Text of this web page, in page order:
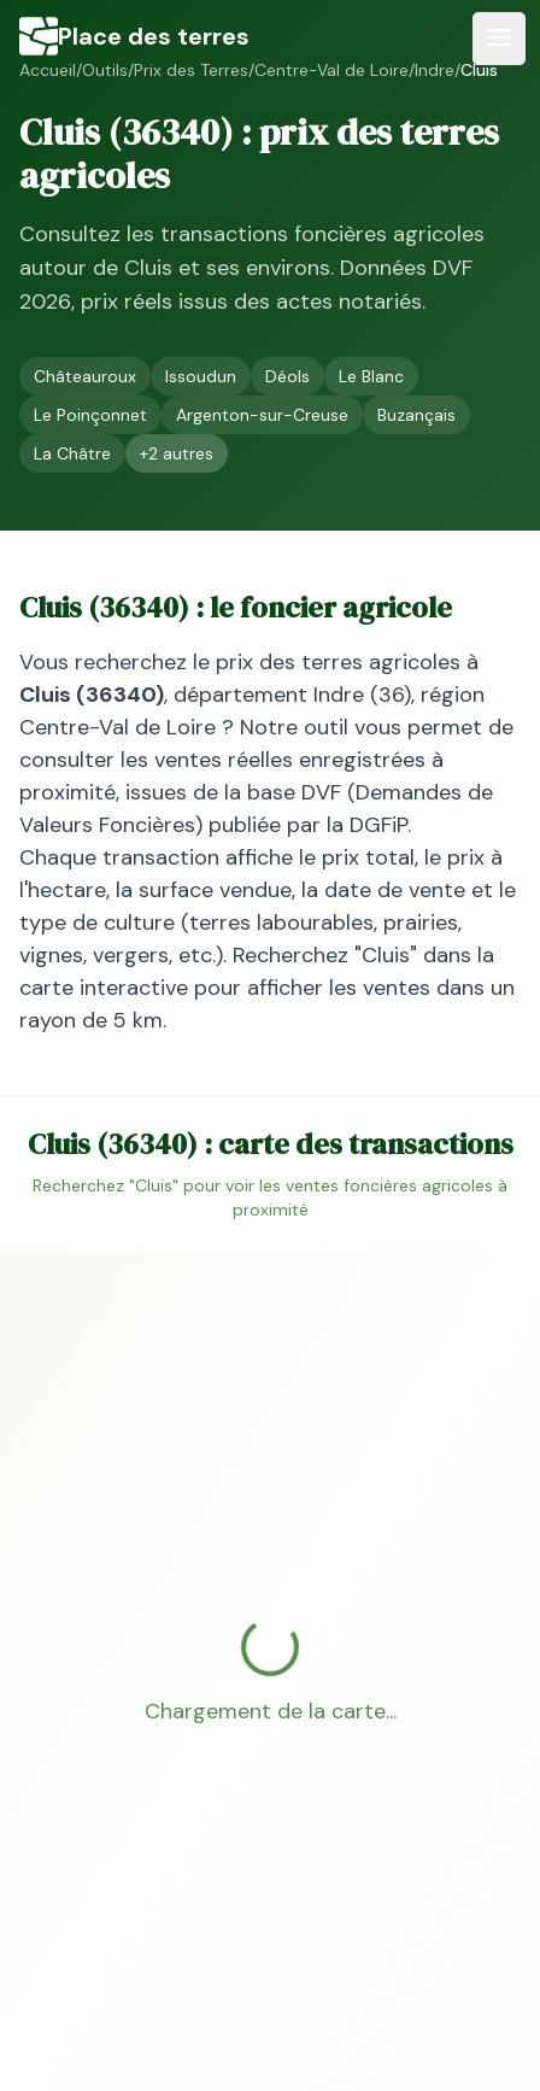
Place des terres
Accueil/Outils/Prix des Terres/Centre-Val de Loire/Indre/Cluis
Cluis(36340) : prix des terres
agricoles
Consultez les transactions foncières agricoles
autour de Cluis et ses environs. Données DVF
2026, prix réels issus des actes notariés.
Châteauroux Issoudun Déols
Le Blanc
Le Poinçonnet
Argenton-sur-Creuse
Buzançais
La Châtre
+2 autres
Cluis (36340) : le foncier agricole
Vous recherchez le prix des terres agricoles à
Cluis (36340), département Indre (36), région
Centre-Val de Loire ? Notre outil vous permet de
consulter les ventes réelles enregistrées à
proximité, issues de la base DVF (Demandes de
Valeurs Foncières) publiée par la DGFiP.
Chaque transaction affiche le prix total, le prix à
l'hectare, la surface vendue, la date de vente et le
type de culture (terres labourables, prairies,
vignes, vergers, etc.). Recherchez "Cluis" dans la
carte interactive pour afficher les ventes dans un
rayon de 5 km.
Cluis(36340) : carte des transactions
Recherchez "Cluis" pour voir les ventes foncières agricoles à
proximité
Chargement de la carte...